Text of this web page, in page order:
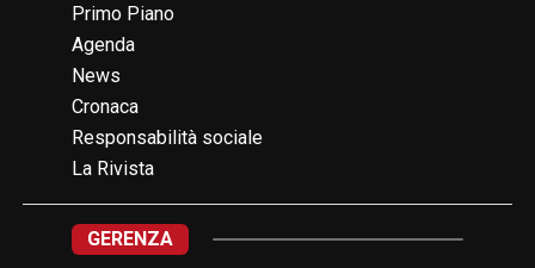
Primo Piano
Agenda
News
Cronaca
Responsabilità sociale
La Rivista
GERENZA